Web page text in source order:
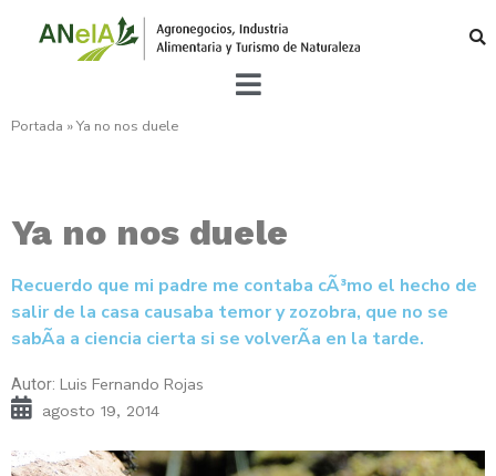
Portada »Ya no nos duele
Ya no nos duele
Recuerdo que mi padre me contaba cÃ³mo el hecho de
salir de la casa causaba temor y zozobra, que no se
sabÃ­a a ciencia cierta si se volverÃ­a en la tarde.
Autor: Luis Fernando Rojas
agosto 19, 2014